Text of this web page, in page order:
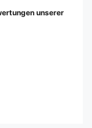
unserer